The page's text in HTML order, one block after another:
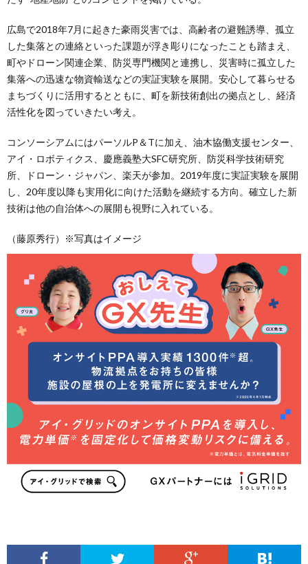
広島で2018年7月に起きた豪雨災害では、高齢者の避難誘導、孤立
した集落との連絡といった課題が浮き彫りになったことも踏まえ、
町やドローン関連企業、防災専門機関と連携し、災害時に孤立した
集落への迅速な物資輸送などの実証実験を展開。安心して暮らせる
まちづくりに活用するとともに、町を新技術創出の拠点とし、経済
活性化を図っていきたい考え。
コンソーシアムにはパーソルP＆Tに加え、油木協働支援センター、
アイ・ロボティクス、慶應義塾大SFC研究所、防災科学技術研究
所、ドローン・ジャパン、楽天が参加。2019年度に実証実験を展開
し、20年度以降も実用化に向けた活動を継続する方向。確立した新
技術は他の自治体への展開も視野に入れている。
（藤原秀行）※写真はイメージ